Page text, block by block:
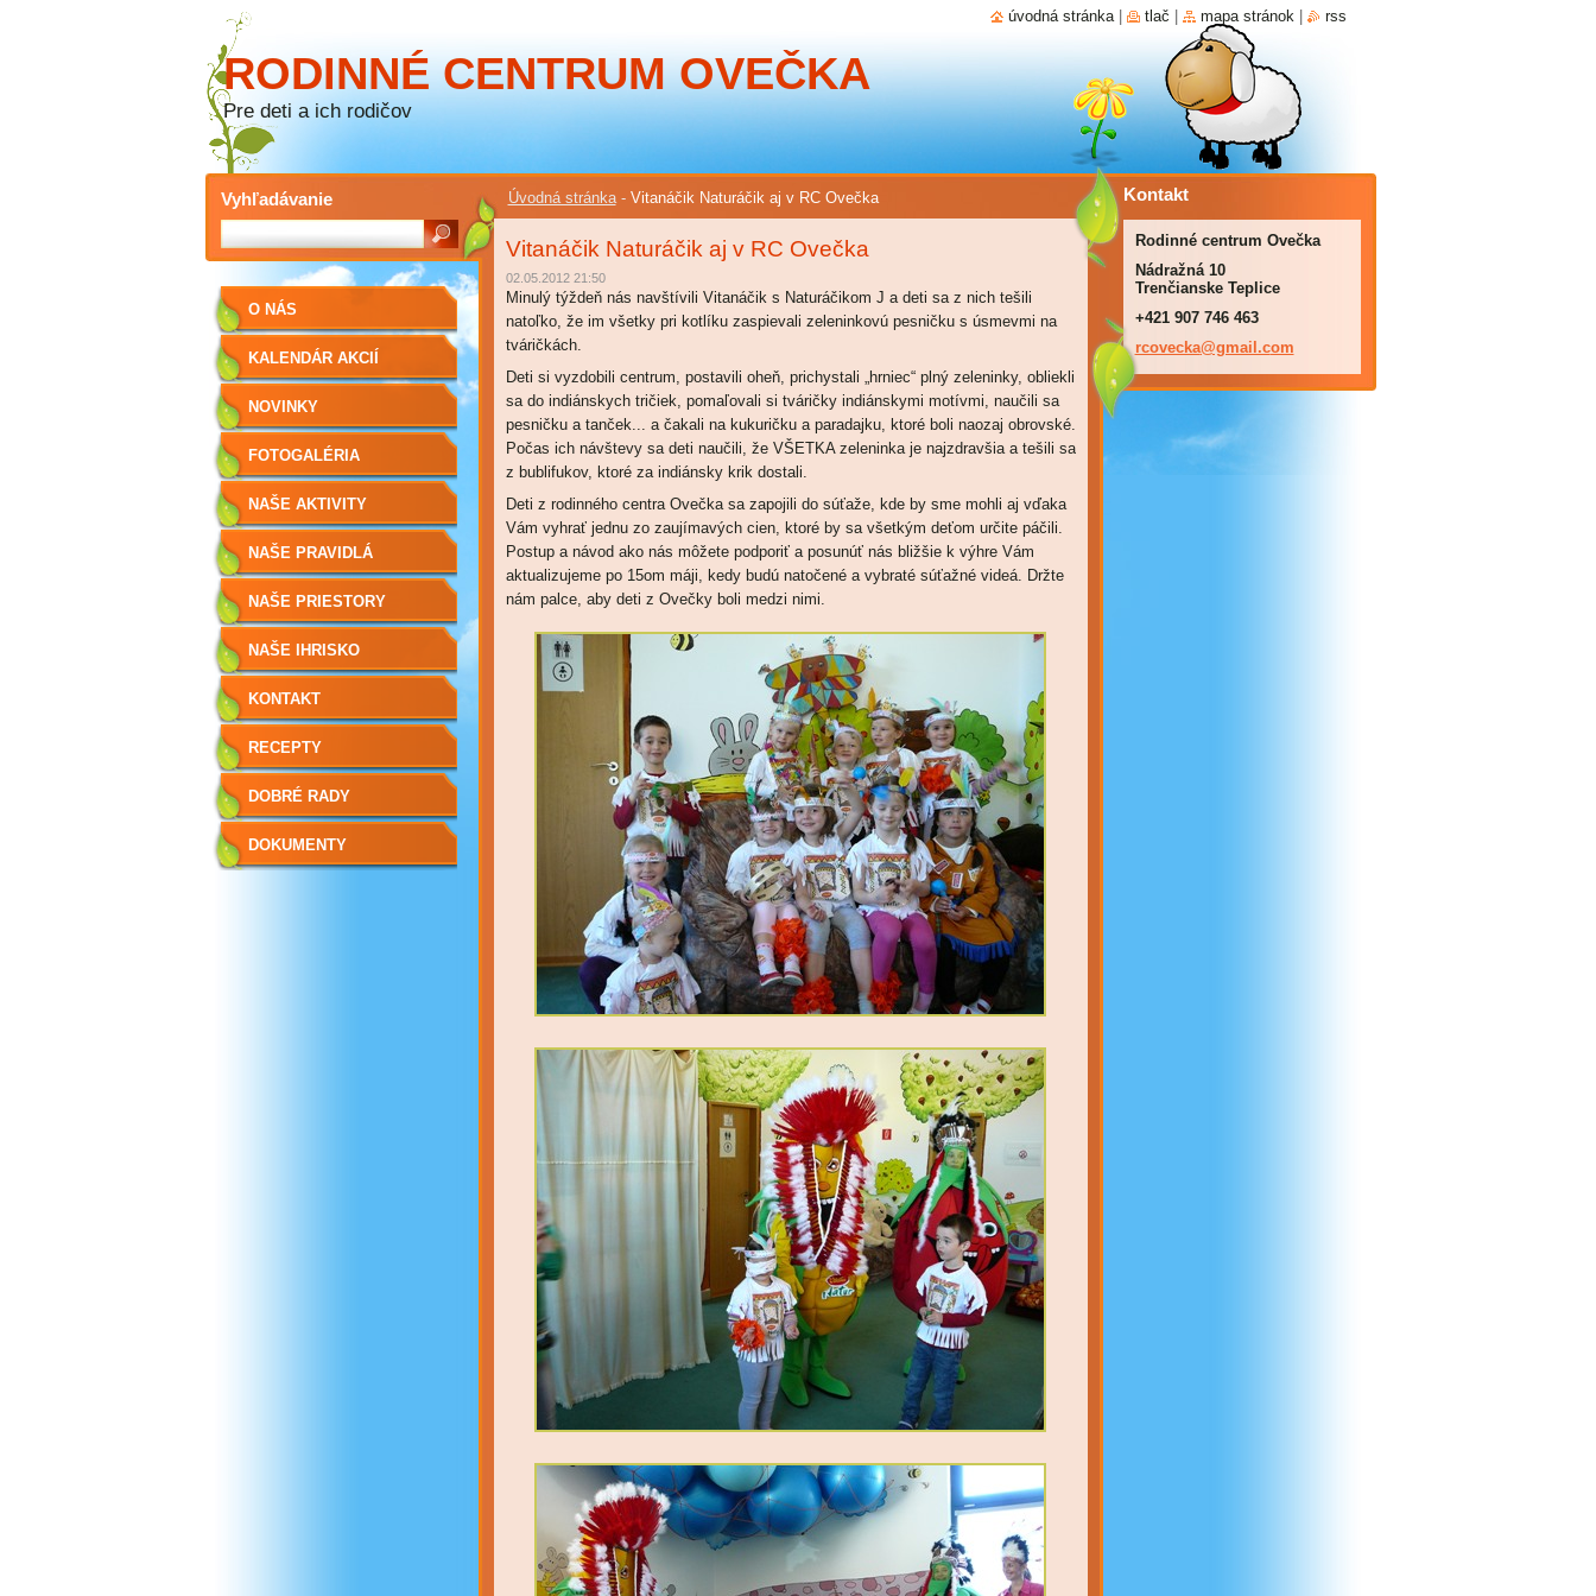
RODINNÉ CENTRUM OVEČKA
Pre deti a ich rodičov
Úvodná stránka - Vitanáčik Naturáčik aj v RC Ovečka
Vitanáčik Naturáčik aj v RC Ovečka
02.05.2012 21:50
Minulý týždeň nás navštívili Vitanáčik s Naturáčikom J a deti sa z nich tešili
natoľko, že im všetky pri kotlíku zaspievali zeleninkovú pesničku s úsmevmi na
tváričkách.
Deti si vyzdobili centrum, postavili oheň, prichystali „hrniec“ plný zeleninky, obliekli
sa do indiánskych tričiek, pomaľovali si tváričky indiánskymi motívmi, naučili sa
pesničku a tanček... a čakali na kukuričku a paradajku, ktoré boli naozaj obrovské.
Počas ich návštevy sa deti naučili, že VŠETKA zeleninka je najzdravšia a tešili sa
z bublifukov, ktoré za indiánsky krik dostali.
Deti z rodinného centra Ovečka sa zapojili do súťaže, kde by sme mohli aj vďaka
Vám vyhrať jednu zo zaujímavých cien, ktoré by sa všetkým deťom určite páčili.
Postup a návod ako nás môžete podporiť a posunúť nás bližšie k výhre Vám
aktualizujeme po 15om máji, kedy budú natočené a vybraté súťažné videá. Držte
nám palce, aby deti z Ovečky boli medzi nimi.
O NÁS
KALENDÁR AKCIÍ
NOVINKY
FOTOGALÉRIA
NAŠE AKTIVITY
NAŠE PRAVIDLÁ
NAŠE PRIESTORY
NAŠE IHRISKO
KONTAKT
RECEPTY
DOBRÉ RADY
DOKUMENTY
Kontakt
Rodinné centrum Ovečka
Nádražná 10
Trenčianske Teplice
+421 907 746 463
rcovecka@gmail.com
Vyhľadávanie
úvodná stránka tlač mapa stránok rss